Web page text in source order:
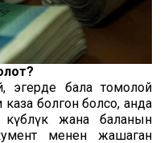
эгерде бала томолой
болгон болсо, анда
күбөлүк жана баланын
менен жашаган